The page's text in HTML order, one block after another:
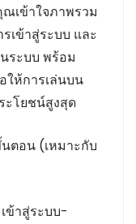
เข้าใจภาพรวม
เข้าสู่ระบบ และ
ระบบ พร้อม
ให้การเล่นบน
ะโยชน์สูงสุด
ตอน (เหมาะกับ
ข้าสู่ระบบ-